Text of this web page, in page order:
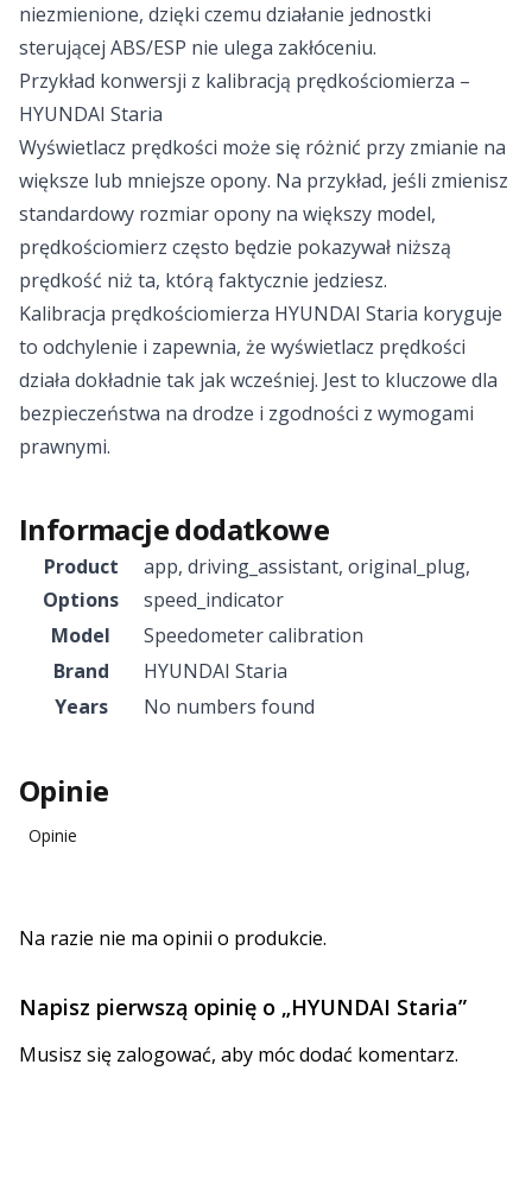
niezmienione, dzięki czemu działanie jednostki
sterującej ABS/ESP nie ulega zakłóceniu.
Przykład konwersji z kalibracją prędkościomierza –
HYUNDAI Staria
Wyświetlacz prędkości może się różnić przy zmianie na
większe lub mniejsze opony. Na przykład, jeśli zmienisz
standardowy rozmiar opony na większy model,
prędkościomierz często będzie pokazywał niższą
prędkość niż ta, którą faktycznie jedziesz.
Kalibracja prędkościomierza HYUNDAI Staria koryguje
to odchylenie i zapewnia, że wyświetlacz prędkości
działa dokładnie tak jak wcześniej. Jest to kluczowe dla
bezpieczeństwa na drodze i zgodności z wymogami
prawnymi.
Informacje dodatkowe
Product
Options
app, driving_assistant, original_plug,
speed_indicator
Model
Speedometer calibration
Brand
HYUNDAI Staria
Years
No numbers found
Opinie
Opinie
Na razie nie ma opinii o produkcie.
Napisz pierwszą opinię o „HYUNDAI Staria”
Musisz się zalogować, aby móc dodać komentarz.